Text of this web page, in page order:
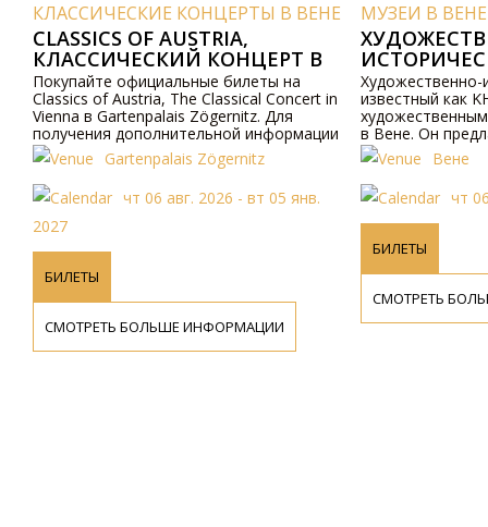
КЛАССИЧЕСКИЕ КОНЦЕРТЫ В ВЕНЕ
CLASSICS OF AUSTRIA,
КЛАССИЧЕСКИЙ КОНЦЕРТ В
ВЕНЕ
Покупайте официальные билеты на
Classics of Austria, The Classical Concert in
Vienna в Gartenpalais Zögernitz. Для
получения дополнительной информации
посетите наш сайт.Gartenpalais Zögernitz
чт 06 авг. 2026 - вт 05 янв.
2027
БИЛЕТЫ
СМОТРЕТЬ БОЛЬШЕ ИНФОРМАЦИИ
МУЗЕИ В ВЕНЕ
Художественно-
известный как
в Вене. Он
посетителей.
Вене
чт
БИЛЕТЫ
СМОТРЕТЬ